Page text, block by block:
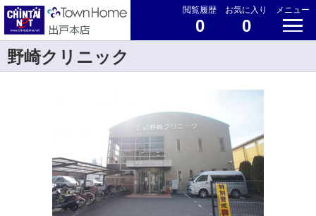
閲覧履歴
0
お気に入り
0
メニュー
野崎クリニック